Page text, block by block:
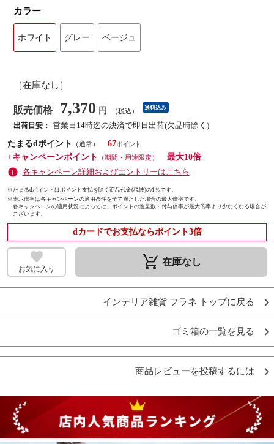
カラー
ホワイト グレー ベージュ
［在庫なし］
販売価格 7,370 円 （税込） 送料込み
出荷目安： 営業日14時迄の決済で即日出荷(欠品時除く)
たまるdポイント
（通常）
67
+キャンペーンポイント
（期間・用途限定）
最大10倍
各キャンペーン詳細およびエントリーはこちら
※たまるdポイントはポイント支払を除く商品代金(税抜)の1％です。
※表示倍率は各キャンペーンの適用条件を全て満たした場合の最大倍率です。
各キャンペーンの適用状況によっては、ポイントの進呈数・付与倍率が最大倍率より少なくなる場合が
ございます。
dカードでお支払ならポイント3倍
お気に入り remove_shopping_cart 在庫なし
インテリア雑貨 フラネ トップに戻る
ゴミ箱の一覧を見る
商品レビューを投稿するには